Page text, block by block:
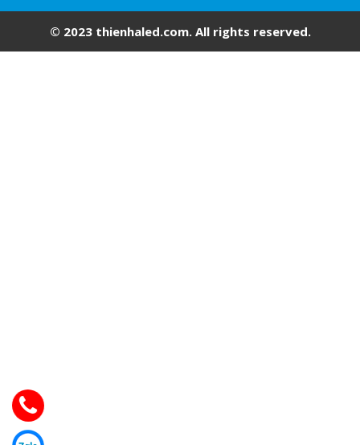
© 2023 thienhaled.com. All rights reserved.